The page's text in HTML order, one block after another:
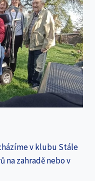
v klubu Stále
na zahradě nebo v